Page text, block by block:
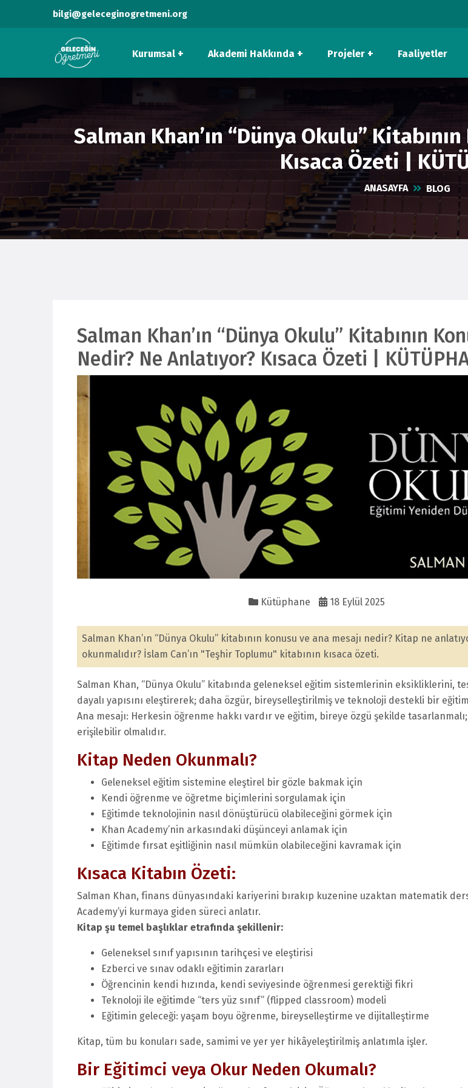
bilgi@geleceginogretmeni.org
Kurumsal Akademi Hakkında Projeler Faaliyetler
Salman Khan’ın “Dünya Okulu”
Kısaca Özeti |
ANASAYFA BLOG
Salman Khan’ın “Dünya Okulu” Kitabının
Nedir? Ne Anlatıyor? Kısaca Özeti |
Kütüphane 18 Eylül 2025
Salman Khan’ın “Dünya Okulu” kitabının konusu ve ana mesajı nedir? Kitap ne
okunmalıdır? İslam Can’ın "Teşhir Toplumu" kitabının kısaca özeti.
Salman Khan, “Dünya Okulu” kitabında geleneksel eğitim sistemlerinin eksikliklerini,
dayalı yapısını eleştirerek; daha özgür, bireyselleştirilmiş ve teknoloji destekli bir
Ana mesajı: Herkesin öğrenme hakkı vardır ve eğitim, bireye özgü şekilde
erişilebilir olmalıdır.
Kitap Neden Okunmalı?
Geleneksel eğitim sistemine eleştirel bir gözle bakmak için
Kendi öğrenme ve öğretme biçimlerini sorgulamak için
Eğitimde teknolojinin nasıl dönüştürücü olabileceğini görmek için
Khan Academy’nin arkasındaki düşünceyi anlamak için
Eğitimde fırsat eşitliğinin nasıl mümkün olabileceğini kavramak için
Kısaca Kitabın Özeti:
Salman Khan, finans dünyasındaki kariyerini bırakıp kuzenine uzaktan matematik
Academy’yi kurmaya giden süreci anlatır.
Kitap şu temel başlıklar etrafında şekillenir:
Geleneksel sınıf yapısının tarihçesi ve eleştirisi
Ezberci ve sınav odaklı eğitimin zararları
Öğrencinin kendi hızında, kendi seviyesinde öğrenmesi gerektiği fikri
Teknoloji ile eğitimde “ters yüz sınıf” (flipped classroom) modeli
Eğitimin geleceği: yaşam boyu öğrenme, bireyselleştirme ve dijitalleştirme
Kitap, tüm bu konuları sade, samimi ve yer yer hikâyeleştirilmiş anlatımla işler.
Bir Eğitimci veya Okur Neden Okumalı?